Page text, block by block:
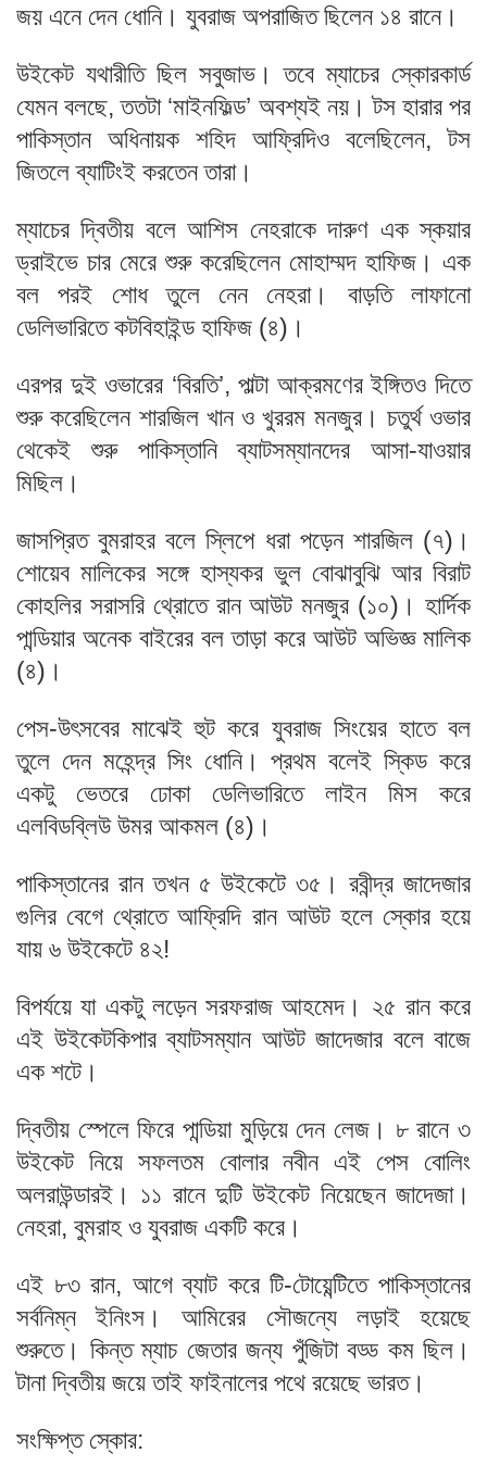
জয় এনে দেন ধোনি। যুবরাজ অপরাজিত ছিলেন ১৪ রানে।
উইকেট যথারীতি ছিল সবুজাভ। তবে ম্যাচের স্কোরকার্ড
যেমন বলছে, ততটা ‘মাইনফিল্ড’ অবশ্যই নয়। টস হারার পর
পাকিস্তান অধিনায়ক শহিদ আফ্রিদিও বলেছিলেন, টস
জিতলে ব্যাটিংই করতেন তারা।
ম্যাচের দ্বিতীয় বলে আশিস নেহরাকে দারুণ এক স্কয়ার
ড্রাইভে চার মেরে শুরু করেছিলেন মোহাম্মদ হাফিজ। এক
বল পরই শোধ তুলে নেন নেহরা। বাড়তি লাফানো
ডেলিভারিতে কটবিহাইন্ড হাফিজ (৪)।
এরপর দুই ওভারের ‘বিরতি’, পাল্টা আক্রমণের ইঙ্গিতও দিতে
শুরু করেছিলেন শারজিল খান ও খুররম মনজুর। চতুর্থ ওভার
থেকেই শুরু পাকিস্তানি ব্যাটসম্যানদের আসা-যাওয়ার
মিছিল।
জাসপ্রিত বুমরাহর বলে স্লিপে ধরা পড়েন শারজিল (৭)।
শোয়েব মালিকের সঙ্গে হাস্যকর ভুল বোঝাবুঝি আর বিরাট
কোহলির সরাসরি থ্রোতে রান আউট মনজুর (১০)। হার্দিক
পান্ডিয়ার অনেক বাইরের বল তাড়া করে আউট অভিজ্ঞ মালিক
(৪)।
পেস-উৎসবের মাঝেই হুট করে যুবরাজ সিংয়ের হাতে বল
তুলে দেন মহেন্দ্র সিং ধোনি। প্রথম বলেই স্কিড করে
একটু ভেতরে ঢোকা ডেলিভারিতে লাইন মিস করে
এলবিডব্লিউ উমর আকমল (৪)।
পাকিস্তানের রান তখন ৫ উইকেটে ৩৫। রবীন্দ্র জাদেজার
গুলির বেগে থ্রোতে আফ্রিদি রান আউট হলে স্কোর হয়ে
যায় ৬ উইকেটে ৪২!
বিপর্যয়ে যা একটু লড়েন সরফরাজ আহমেদ। ২৫ রান করে
এই উইকেটকিপার ব্যাটসম্যান আউট জাদেজার বলে বাজে
এক শটে।
দ্বিতীয় স্পেলে ফিরে পান্ডিয়া মুড়িয়ে দেন লেজ। ৮ রানে ৩
উইকেট নিয়ে সফলতম বোলার নবীন এই পেস বোলিং
অলরাউন্ডারই। ১১ রানে দুটি উইকেট নিয়েছেন জাদেজা।
নেহরা, বুমরাহ ও যুবরাজ একটি করে।
এই ৮৩ রান, আগে ব্যাট করে টি-টোয়েন্টিতে পাকিস্তানের
সর্বনিম্ন ইনিংস। আমিরের সৌজন্যে লড়াই হয়েছে
শুরুতে। কিন্ত ম্যাচ জেতার জন্য পুঁজিটা বড্ড কম ছিল।
টানা দ্বিতীয় জয়ে তাই ফাইনালের পথে রয়েছে ভারত।
সংক্ষিপ্ত স্কোর: